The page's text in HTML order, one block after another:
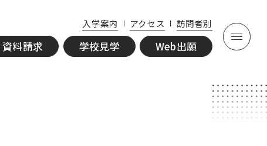
入学案内 アクセス 訪問者別
料
請
資料請求
学
校
見
学校見学
Web
出願
Web出願